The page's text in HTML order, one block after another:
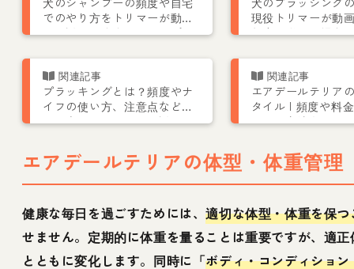
でのやり方をトリマーが動画
で解説！おすすめシャンプー
現役トリマーが動
頻度や嫌がる場合
プラッキングとは？頻度やナ
イフの使い方、注意点などテ
リア専門トリマーが解説
エアデールテリア
タイル | 頻度や料
ットの方法をトリ
エアデールテリアの体型・体重管理
健康な毎日を過ごすためには、適切な体型・体重を保つ
せません。定期的に体重を量ることは重要ですが、適
とともに変化します。同時に「ボディ・コンディショ